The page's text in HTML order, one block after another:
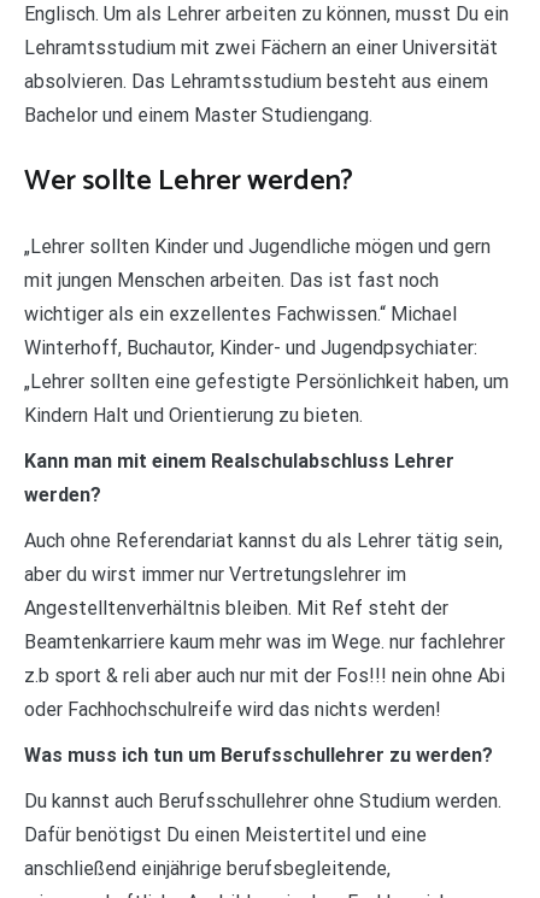
Englisch. Um als Lehrer arbeiten zu können, musst Du ein
Lehramtsstudium mit zwei Fächern an einer Universität
absolvieren. Das Lehramtsstudium besteht aus einem
Bachelor und einem Master Studiengang.
Wer sollte Lehrer werden?
„Lehrer sollten Kinder und Jugendliche mögen und gern
mit jungen Menschen arbeiten. Das ist fast noch
wichtiger als ein exzellentes Fachwissen.“ Michael
Winterhoff, Buchautor, Kinder- und Jugendpsychiater:
„Lehrer sollten eine gefestigte Persönlichkeit haben, um
Kindern Halt und Orientierung zu bieten.
Kann man mit einem Realschulabschluss Lehrer
werden?
Auch ohne Referendariat kannst du als Lehrer tätig sein,
aber du wirst immer nur Vertretungslehrer im
Angestelltenverhältnis bleiben. Mit Ref steht der
Beamtenkarriere kaum mehr was im Wege. nur fachlehrer
z.b sport & reli aber auch nur mit der Fos!!! nein ohne Abi
oder Fachhochschulreife wird das nichts werden!
Was muss ich tun um Berufsschullehrer zu werden?
Du kannst auch Berufsschullehrer ohne Studium werden.
Dafür benötigst Du einen Meistertitel und eine
anschließend einjährige berufsbegleitende,